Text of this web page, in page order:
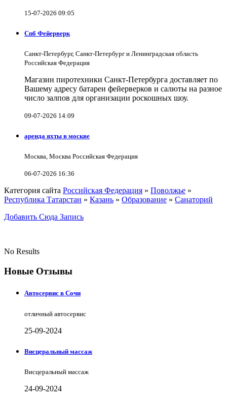
15-07-2026 09:05
Спб Фейерверк
Санкт-Петербург, Санкт-Петербург и Ленинградская область
Российская Федерация
Магазин пиротехники Санкт-Петербурга доставляет по
Вашему адресу батареи фейерверков и салюты на разное
число залпов для организации роскошных шоу.
09-07-2026 14:09
аренда яхты в москве
Москва, Москва Российская Федерация
06-07-2026 16:36
Категория сайта Российская Федерация » Поволжье »
Республика Татарстан » Казань » Образование » Санаторий
Добавить Сюда Запись
No Results
Новые Отзывы
Автосервис в Сочи
отличный автосервис
25-09-2024
Висцеральный массаж
Висцеральный массаж
24-09-2024